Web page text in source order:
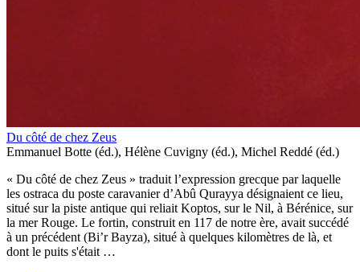
Du côté de chez Zeus
Emmanuel Botte (éd.), Hélène Cuvigny (éd.), Michel Reddé (éd.)
« Du côté de chez Zeus » traduit l’expression grecque par laquelle
les ostraca du poste caravanier d’Abû Qurayya désignaient ce lieu,
situé sur la piste antique qui reliait Koptos, sur le Nil, à Bérénice, sur
la mer Rouge. Le fortin, construit en 117 de notre ère, avait succédé
à un précédent (Bi’r Bayza), situé à quelques kilomètres de là, et
dont le puits s'était …